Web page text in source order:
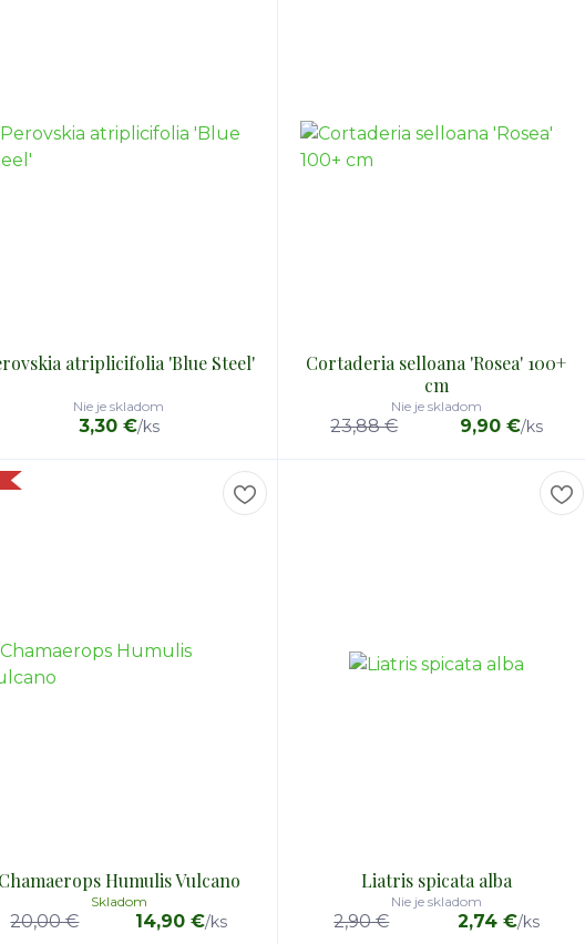
atriplicifolia 'Blue Steel'
3,30 €/ks
Nie je skladom
Cortaderia selloana 'Rosea' 100+
cm
23,88 € 9,90 €/ks
Nie je skladom
Humulis Vulcano
20,00 € 14,90 €/ks
Skladom
Liatris spicata alba
2,90 € 2,74 €/ks
Nie je skladom